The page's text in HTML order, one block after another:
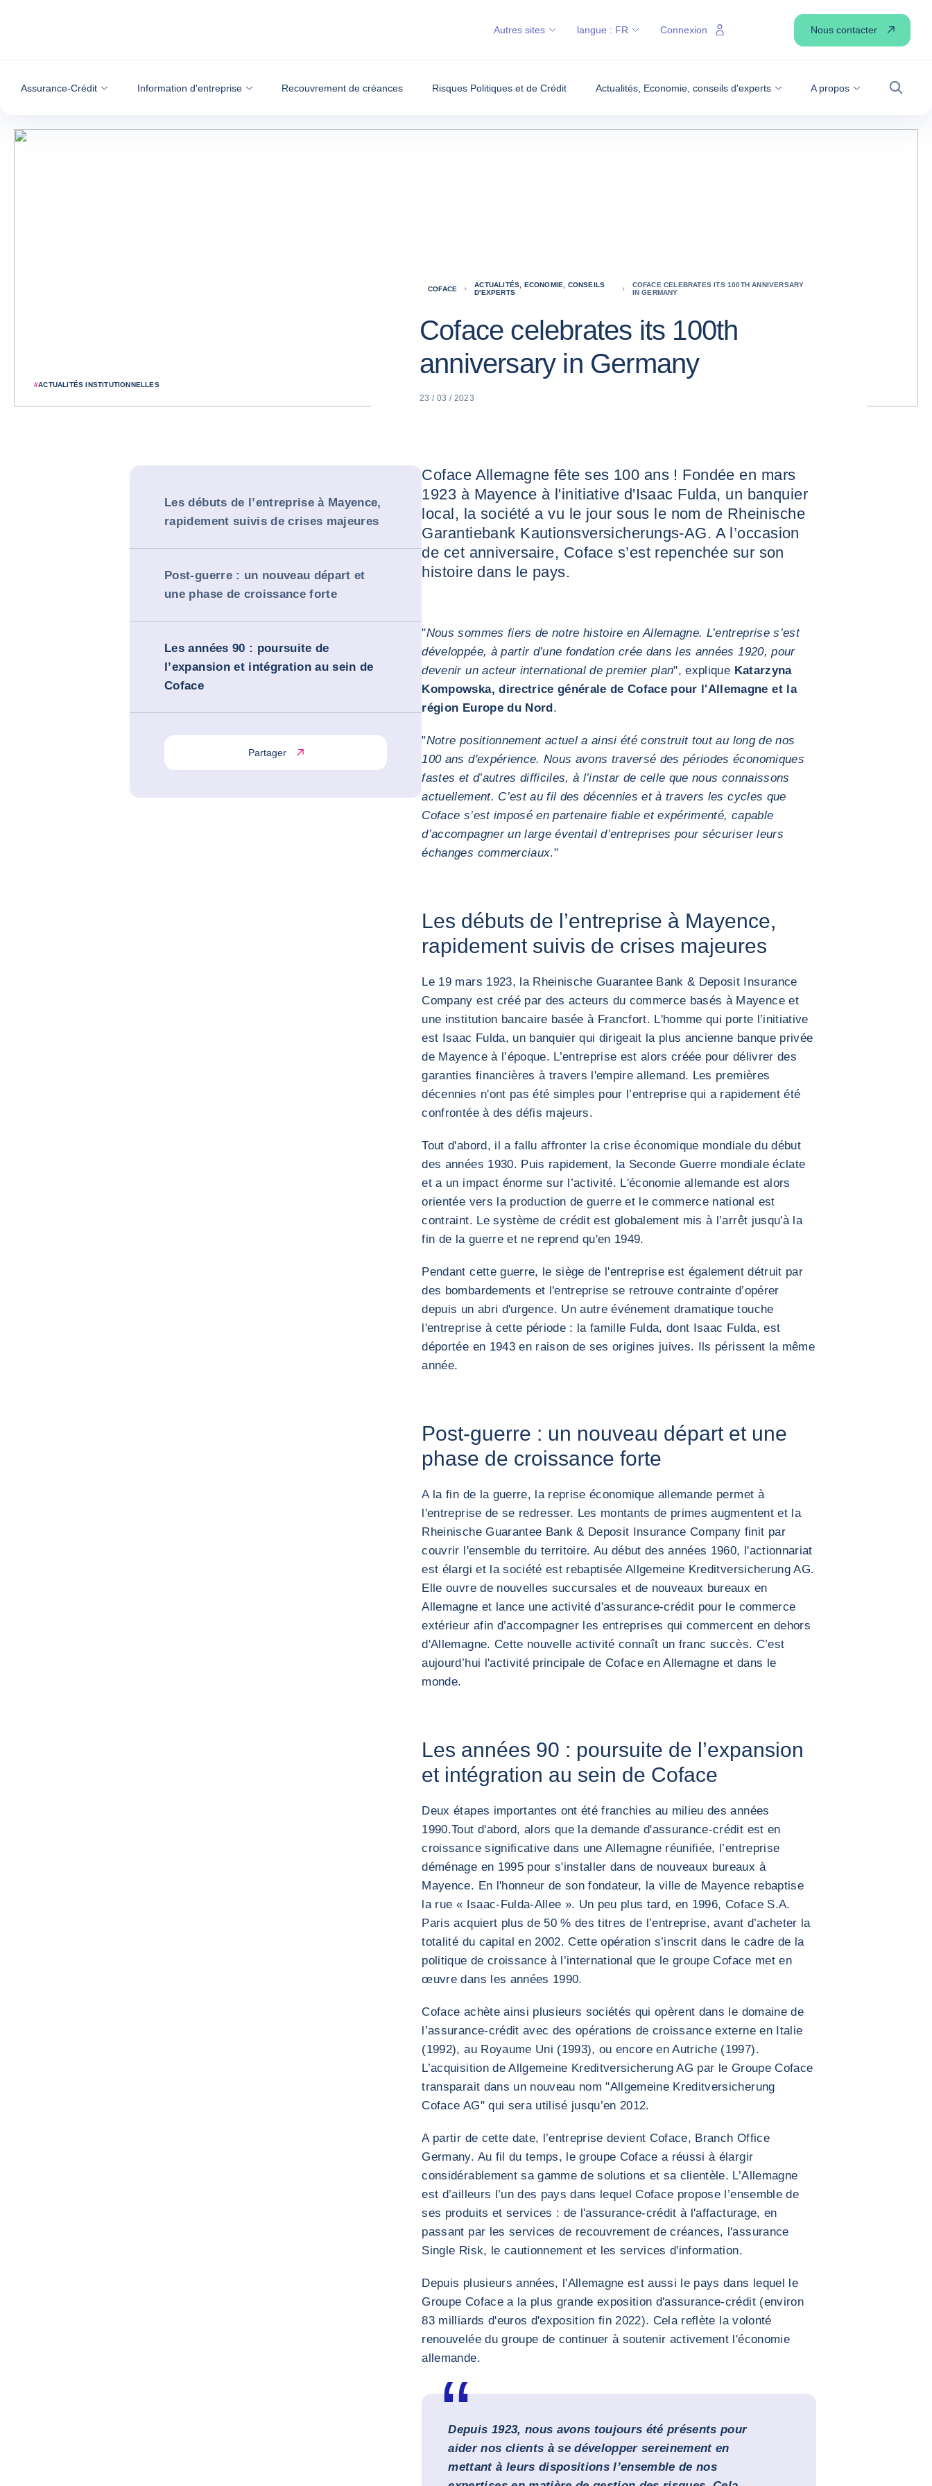
Assurance-Crédit Information d'entreprise Recouvrement de créances Risques Politiques et de Crédit Actualités, Economie, conseils d'experts A propos
Autres sites langue : FR Connexion Nous contacter
#ACTUALITÉS INSTITUTIONNELLES
COFACE
ACTUALITÉS, ECONOMIE, CONSEILS
D'EXPERTS
COFACE CELEBRATES ITS 100TH ANNIVERSARY
IN GERMANY
Coface celebrates its 100th
anniversary in Germany
23 / 03 / 2023
Les débuts de l’entreprise à Mayence,
rapidement suivis de crises majeures
Post-guerre : un nouveau départ et
une phase de croissance forte
Les années 90 : poursuite de
l’expansion et intégration au sein de
Coface
Partager
Coface Allemagne fête ses 100 ans ! Fondée en mars
1923 à Mayence à l'initiative d'Isaac Fulda, un banquier
local, la société a vu le jour sous le nom de Rheinische
Garantiebank Kautionsversicherungs-AG. A l’occasion
de cet anniversaire, Coface s’est repenchée sur son
histoire dans le pays.
"Nous sommes fiers de notre histoire en Allemagne. L’entreprise s’est
développée, à partir d’une fondation crée dans les années 1920, pour
devenir un acteur international de premier plan", explique Katarzyna
Kompowska, directrice générale de Coface pour l'Allemagne et la
région Europe du Nord.
"Notre positionnement actuel a ainsi été construit tout au long de nos
100 ans d'expérience. Nous avons traversé des périodes économiques
fastes et d’autres difficiles, à l’instar de celle que nous connaissons
actuellement. C’est au fil des décennies et à travers les cycles que
Coface s’est imposé en partenaire fiable et expérimenté, capable
d’accompagner un large éventail d’entreprises pour sécuriser leurs
échanges commerciaux."
Les débuts de l’entreprise à Mayence,
rapidement suivis de crises majeures
Le 19 mars 1923, la Rheinische Guarantee Bank & Deposit Insurance
Company est créé par des acteurs du commerce basés à Mayence et
une institution bancaire basée à Francfort. L'homme qui porte l’initiative
est Isaac Fulda, un banquier qui dirigeait la plus ancienne banque privée
de Mayence à l’époque. L’entreprise est alors créée pour délivrer des
garanties financières à travers l'empire allemand. Les premières
décennies n'ont pas été simples pour l’entreprise qui a rapidement été
confrontée à des défis majeurs.
Tout d'abord, il a fallu affronter la crise économique mondiale du début
des années 1930. Puis rapidement, la Seconde Guerre mondiale éclate
et a un impact énorme sur l’activité. L'économie allemande est alors
orientée vers la production de guerre et le commerce national est
contraint. Le système de crédit est globalement mis à l’arrêt jusqu'à la
fin de la guerre et ne reprend qu'en 1949.
Pendant cette guerre, le siège de l'entreprise est également détruit par
des bombardements et l'entreprise se retrouve contrainte d’opérer
depuis un abri d'urgence. Un autre événement dramatique touche
l'entreprise à cette période : la famille Fulda, dont Isaac Fulda, est
déportée en 1943 en raison de ses origines juives. Ils périssent la même
année.
Post-guerre : un nouveau départ et une
phase de croissance forte
A la fin de la guerre, la reprise économique allemande permet à
l'entreprise de se redresser. Les montants de primes augmentent et la
Rheinische Guarantee Bank & Deposit Insurance Company finit par
couvrir l'ensemble du territoire. Au début des années 1960, l'actionnariat
est élargi et la société est rebaptisée Allgemeine Kreditversicherung AG.
Elle ouvre de nouvelles succursales et de nouveaux bureaux en
Allemagne et lance une activité d'assurance-crédit pour le commerce
extérieur afin d’accompagner les entreprises qui commercent en dehors
d'Allemagne. Cette nouvelle activité connaît un franc succès. C’est
aujourd’hui l'activité principale de Coface en Allemagne et dans le
monde.
Les années 90 : poursuite de l’expansion
et intégration au sein de Coface
Deux étapes importantes ont été franchies au milieu des années
1990.Tout d'abord, alors que la demande d'assurance-crédit est en
croissance significative dans une Allemagne réunifiée, l’entreprise
déménage en 1995 pour s'installer dans de nouveaux bureaux à
Mayence. En l'honneur de son fondateur, la ville de Mayence rebaptise
la rue « Isaac-Fulda-Allee ». Un peu plus tard, en 1996, Coface S.A.
Paris acquiert plus de 50 % des titres de l’entreprise, avant d’acheter la
totalité du capital en 2002. Cette opération s’inscrit dans le cadre de la
politique de croissance à l’international que le groupe Coface met en
œuvre dans les années 1990.
Coface achète ainsi plusieurs sociétés qui opèrent dans le domaine de
l’assurance-crédit avec des opérations de croissance externe en Italie
(1992), au Royaume Uni (1993), ou encore en Autriche (1997).
L’acquisition de Allgemeine Kreditversicherung AG par le Groupe Coface
transparait dans un nouveau nom "Allgemeine Kreditversicherung
Coface AG" qui sera utilisé jusqu’en 2012.
A partir de cette date, l’entreprise devient Coface, Branch Office
Germany. Au fil du temps, le groupe Coface a réussi à élargir
considérablement sa gamme de solutions et sa clientèle. L’Allemagne
est d’ailleurs l’un des pays dans lequel Coface propose l’ensemble de
ses produits et services : de l'assurance-crédit à l'affacturage, en
passant par les services de recouvrement de créances, l'assurance
Single Risk, le cautionnement et les services d'information.
Depuis plusieurs années, l'Allemagne est aussi le pays dans lequel le
Groupe Coface a la plus grande exposition d'assurance-crédit (environ
83 milliards d'euros d'exposition fin 2022). Cela reflète la volonté
renouvelée du groupe de continuer à soutenir activement l'économie
allemande.
Depuis 1923, nous avons toujours été présents pour
aider nos clients à se développer sereinement en
mettant à leurs dispositions l’ensemble de nos